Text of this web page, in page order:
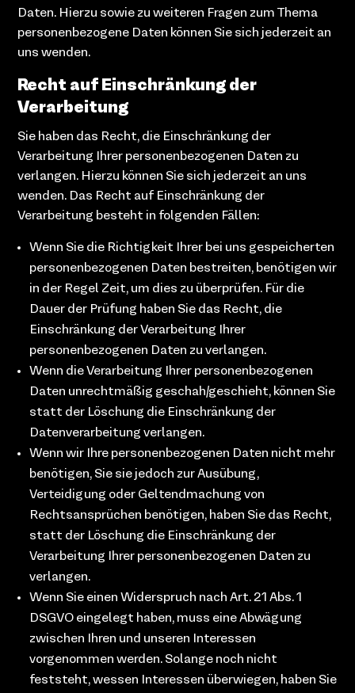
Daten. Hierzu sowie zu weiteren Fragen zum Thema
personenbezogene Daten können Sie sich jederzeit an
uns wenden.
Recht auf Einschränkung der
Verarbeitung
Sie haben das Recht, die Einschränkung der
Verarbeitung Ihrer personenbezogenen Daten zu
verlangen. Hierzu können Sie sich jederzeit an uns
wenden. Das Recht auf Einschränkung der
Verarbeitung besteht in folgenden Fällen:
Wenn Sie die Richtigkeit Ihrer bei uns gespeicherten
personenbezogenen Daten bestreiten, benötigen wir
in der Regel Zeit, um dies zu überprüfen. Für die
Dauer der Prüfung haben Sie das Recht, die
Einschränkung der Verarbeitung Ihrer
personenbezogenen Daten zu verlangen.
Wenn die Verarbeitung Ihrer personenbezogenen
Daten unrechtmäßig geschah/geschieht, können Sie
statt der Löschung die Einschränkung der
Datenverarbeitung verlangen.
Wenn wir Ihre personenbezogenen Daten nicht mehr
benötigen, Sie sie jedoch zur Ausübung,
Verteidigung oder Geltendmachung von
Rechtsansprüchen benötigen, haben Sie das Recht,
statt der Löschung die Einschränkung der
Verarbeitung Ihrer personenbezogenen Daten zu
verlangen.
Wenn Sie einen Widerspruch nach Art. 21 Abs. 1
DSGVO eingelegt haben, muss eine Abwägung
zwischen Ihren und unseren Interessen
vorgenommen werden. Solange noch nicht
feststeht, wessen Interessen überwiegen, haben Sie